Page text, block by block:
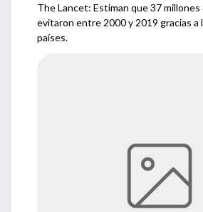
The Lancet: Estiman que 37
evitaron entre 2000 y 2019 gracias a
países.